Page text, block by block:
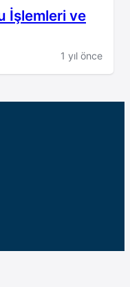
İşlemleri ve
1 yıl önce